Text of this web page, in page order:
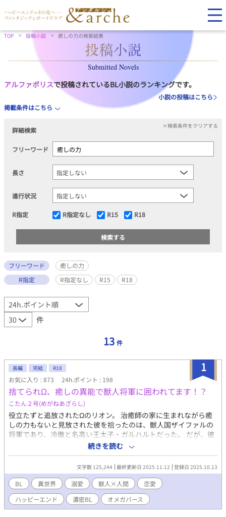
TOP 投稿小説 癒しの力の検索結果
Submitted Novels
アルファポリスで投稿されているBL小説のランキングです。
小説の投稿はこちら
掲載条件はこちら
詳細検索
×検索条件をクリアする
フリーワード
長さ
進行状況
R指定 R指定なし R15 R18
フリーワード
癒しの力
R指定
R指定なし R15 R18
件
13 件
1
長編 完結 R18
お気に入り : 873 24h.ポイント : 198
捨てられΩ、癒しの異能で獣人将軍に囲われてます！？
こたん２号(めがねあざらし)
役立たずと追放されたΩのリオン。 治癒師の家に生まれながら癒
しの力もないと見放された彼を拾ったのは、獣人国ザイファルの
将軍であり、冷徹と名高い王太子・ガルハルトだった。 だが、彼
の傷を“舐めた”瞬間、リオンの秘められた異能が覚醒する。 その
力は、獣人たちにとって“聖なる奇跡”。 囲い込まれ、離されず、
戸惑いながらも、ガルハルトの腕の中で心は揺れて──偽りの関
係が、いつしか嘘では済まなくなっていく。 異能×政治×恋愛。
運命が交錯する王宮オメガバースファンタジー。
続きを読む
文字数 125,244 最終更新日 2025.11.12 登録日 2025.10.13
BL 異世界 溺愛 獣人×人間
恋愛
ハッピーエンド
濃密BL オメガバース